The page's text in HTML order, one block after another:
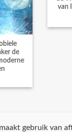
de
van
gebruik van